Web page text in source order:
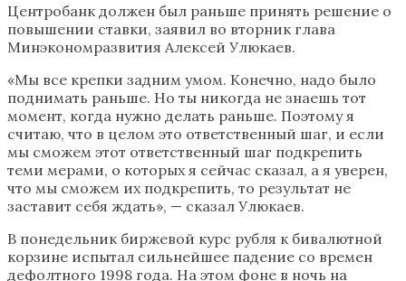
Центробанк должен был раньше принять решение о
повышении ставки, заявил во вторник глава
Минэкономразвития Алексей Улюкаев.
«Мы все крепки задним умом. Конечно, надо было
поднимать раньше. Но ты никогда не знаешь тот
момент, когда нужно делать раньше. Поэтому я
считаю, что в целом это ответственный шаг, и если
мы сможем этот ответственный шаг подкрепить
теми мерами, о которых я сейчас сказал, а я уверен,
что мы сможем их подкрепить, то результат не
заставит себя ждать», — сказал Улюкаев.
В понедельник биржевой курс рубля к бивалютной
корзине испытал сильнейшее падение со времен
дефолтного 1998 года. На этом фоне в ночь на